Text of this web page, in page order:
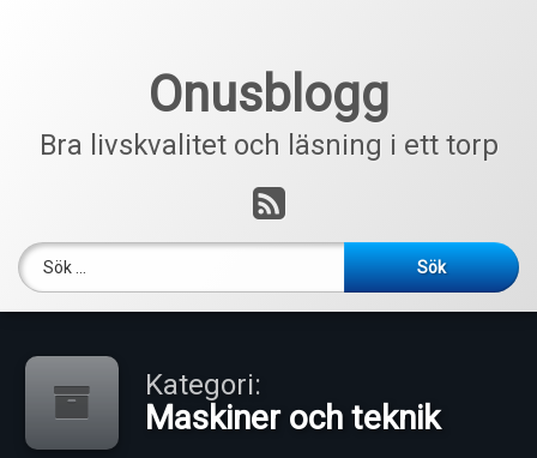
Onusblogg
Bra livskvalitet och läsning i ett torp
RSS
Kategori:
Maskiner och teknik